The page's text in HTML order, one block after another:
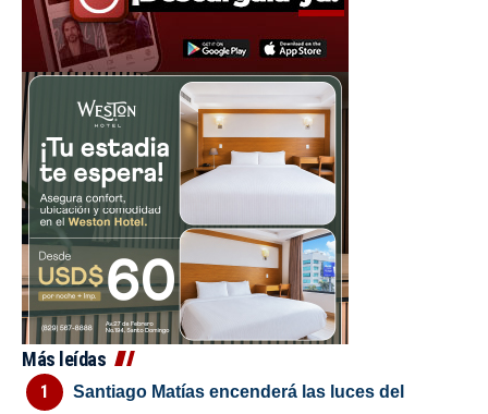
Más leídas
Santiago Matías encenderá las luces del